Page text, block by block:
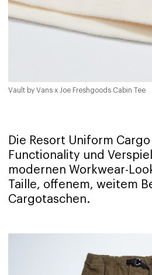
Vault by Vans x Joe Freshgoods Cabin Tee
Die Resort Uniform
Functionality und
modernen Workwear-
Taille, offenem, weitem
Cargotaschen.